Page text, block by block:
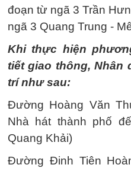
đoạn từ ngã 3 Trần
ngã 3 Quang Trung -
Khi thực hiện
tiết giao thông, Nhân
trí như sau:
Đường Hoàng Văn
Nhà hát thành phố
Quang Khải)
Đường Đinh Tiên